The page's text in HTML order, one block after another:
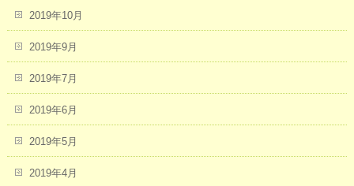
2019年10月
2019年9月
2019年7月
2019年6月
2019年5月
2019年4月